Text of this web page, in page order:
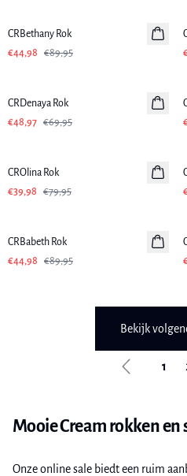
CRBethany Rok
€44,98
€89,95
CRDenaya Rok
€48,97 €69,95
CROlina Rok
€39,98
€79,95
CRBabeth Rok
€44,98
€89,95
Bekijk
1
Mooie Cream rokken en
Onze online sale biedt een ruim